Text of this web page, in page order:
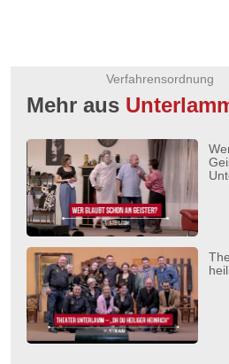
Verfahrensordnung
Mehr aus